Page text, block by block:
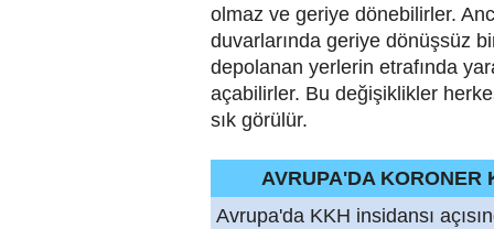
olmaz ve geriye dönebilirler.
duvarlarında geriye dönüşsüz
depolanan yerlerin etrafında
açabilirler. Bu değişiklikler
sık görülür.
AVRUPA'DA KORONER
Avrupa'da KKH insidansı